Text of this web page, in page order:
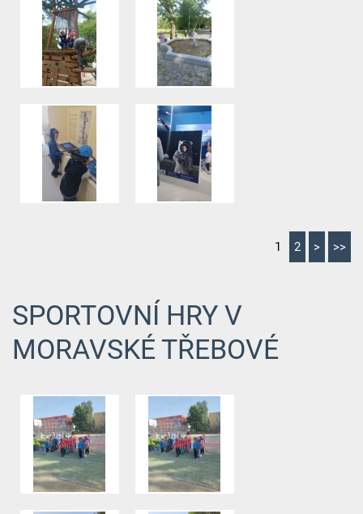
1 2 > >>
SPORTOVNÍ HRY V
MORAVSKÉ TŘEBOVÉ